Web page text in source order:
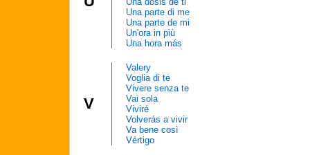
Una parte di me
Una parte de mi
Un'ora in più
Una hora más
V
Valery
Voglia di te
Vivere senza te
Vai sola
Viviré
Volverás a vivir
Va bene così
Vértigo